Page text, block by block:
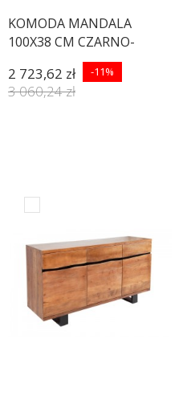
KOMODA MANDALA
100X38 CM CZARNO-
BRĄZOWA MANGO
2 723,62 zł -11%
3 060,24 zł